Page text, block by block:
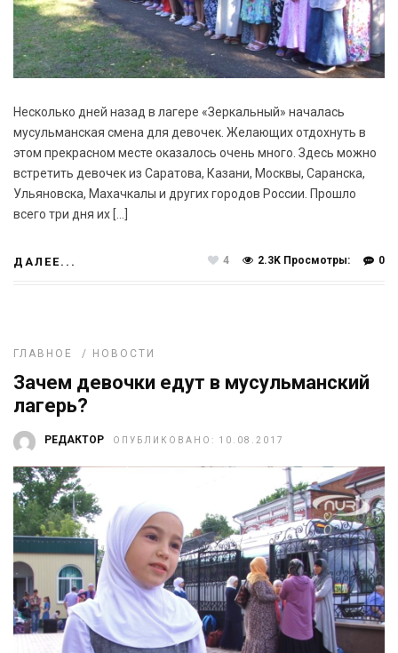
Несколько дней назад в лагере «Зеркальный» началась
мусульманская смена для девочек. Желающих отдохнуть в
этом прекрасном месте оказалось очень много. Здесь можно
встретить девочек из Саратова, Казани, Москвы, Саранска,
Ульяновска, Махачкалы и других городов России. Прошло
всего три дня их […]
ДАЛЕЕ... 0
2.3K Просмотры:
4
ГЛАВНОЕ / НОВОСТИ
Зачем девочки едут в мусульманский
лагерь?
РЕДАКТОР ОПУБЛИКОВАНО: 10.08.2017